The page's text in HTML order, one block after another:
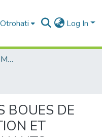
Log In
Université Cadi Ayyad - Marrakech
BOUES DE
ET